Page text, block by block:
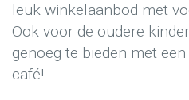
leuk winkelaanbod met
Ook voor de oudere
genoeg te bieden met
café!